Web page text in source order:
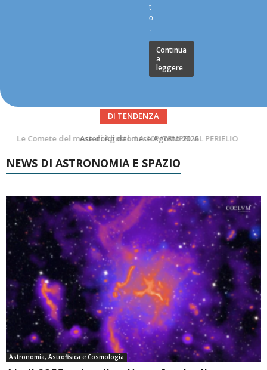
t
o
.
Continua
a
leggere
DI TENDENZA
Asteroidi del mese Agosto 2026
NEWS DI ASTRONOMIA E SPAZIO
Astronomia, Astrofisica e Cosmologia